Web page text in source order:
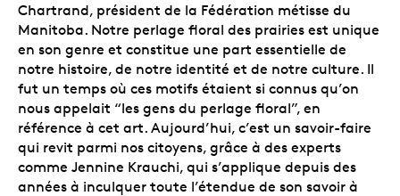
Chartrand, président de la Fédération métisse du
Manitoba. Notre perlage floral des prairies est unique
en son genre et constitue une part essentielle de
notre histoire, de notre identité et de notre culture. Il
fut un temps où ces motifs étaient si connus qu’on
nous appelait “les gens du perlage floral”, en
référence à cet art. Aujourd’hui, c’est un savoir-faire
qui revit parmi nos citoyens, grâce à des experts
comme Jennine Krauchi, qui s’applique depuis des
années à inculquer toute l’étendue de son savoir à